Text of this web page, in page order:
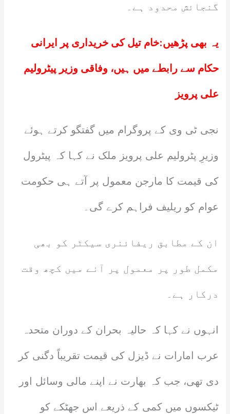
گنجائش محدود ہے۔
یہ بھی پڑھیں:خام تیل کی خریداری پر ایرانی
حکام سے رابطے میں ہیں، وفاقی وزیر پیٹرولیم
علی پرویز
نجی ٹی وی کے پروگرام میں گفتگو کرتے ہوئے
وزیرِ پٹرولیم علی پرویز ملک نے کہا کہ پیٹرول
کی قیمت کا مارجن معمول پر آتے ہی حکومت
عوام کو ریلیف فراہم کرے گی۔
ان کے مطابق ریفائنری سیکٹر کو بھی
مکمل طور پر معمول پر آنے میں کچھ وقت
درکار ہے۔
انہوں نے کہا کہ حالیہ بحران کے دوران متحدہ
عرب امارات نے ڈیزل کی قیمت تقریباً دگنی کر
دی تھی، جب کہ بھارت نے اپنے مالی وسائل اور
ٹیکسوں میں کمی کے ذریعے اس جھٹکے کو